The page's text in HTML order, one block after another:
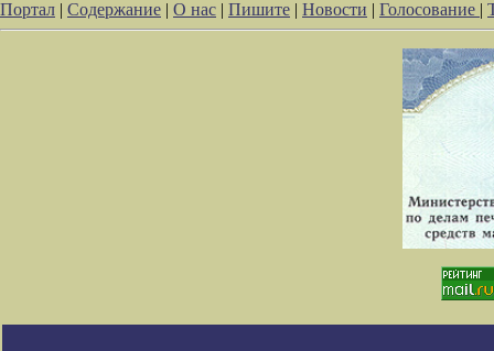
Портал | Содержание | О нас | Пишите | Новости | Голосование |